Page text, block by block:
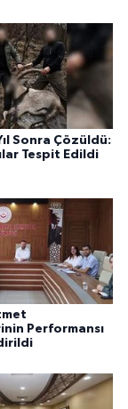
Sonra Çözüldü:
Tespit Edildi
Performansı